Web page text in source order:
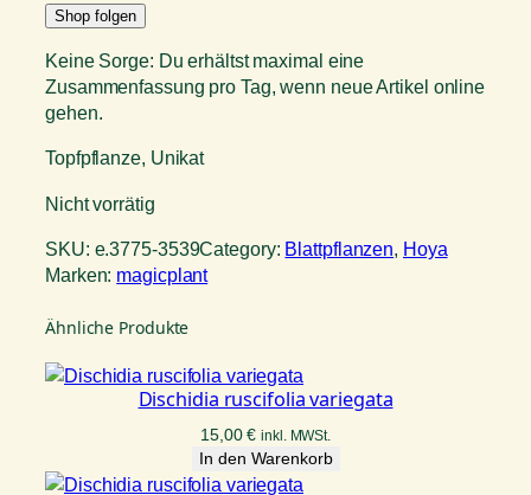
Shop folgen
Keine Sorge: Du erhältst maximal eine
Zusammenfassung pro Tag, wenn neue Artikel online
gehen.
Topfpflanze, Unikat
Nicht vorrätig
SKU: e.3775-3539Category: Blattpflanzen, Hoya
Marken: magicplant
Ähnliche Produkte
Dischidia ruscifolia variegata
15,00€ inkl. MWSt.
In den Warenkorb